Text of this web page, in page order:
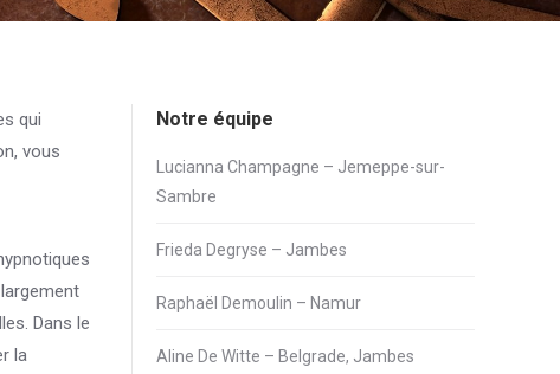
qui
vous
Dans le
la
Notre équipe
Lucianna Champagne – Jemeppe-sur-
Sambre
Frieda Degryse – Jambes
Raphaël Demoulin – Namur
Aline De Witte – Belgrade, Jambes